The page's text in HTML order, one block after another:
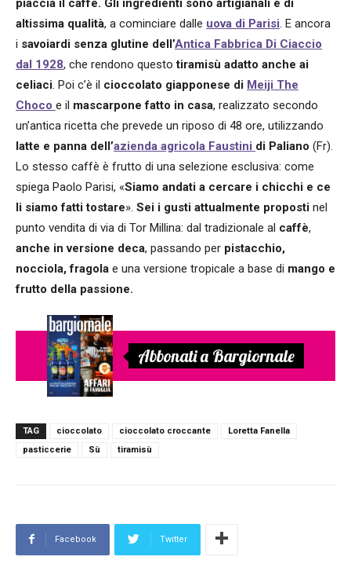
piaccia il caffè. Gli ingredienti sono artigianali e di
altissima qualità, a cominciare dalle uova di Parisi. E ancora
i savoiardi senza glutine dell’Antica Fabbrica Di Ciaccio
dal 1928, che rendono questotiramisù adatto anche ai
celiaci. Poi c’è il cioccolato giapponese di Meiji The
Choco e il mascarpone fatto in casa, realizzato secondo
un’antica ricetta che prevede un riposo di 48 ore, utilizzando
latte e panna dell’azienda agricola Faustini di Paliano (Fr).
Lo stesso caffè è frutto di una selezione esclusiva: come
spiega Paolo Parisi, «Siamo andati a cercare i chicchi e ce
li siamo fatti tostare». Sei i gusti attualmente proposti nel
punto vendita di via di Tor Millina: dal tradizionale al caffè,
anche in versione deca, passando per pistacchio,
nocciola, fragola e una versione tropicale a base di mango e
frutto della passione.
Abbonati a Bargiornale
TAG cioccolato cioccolato croccante
Loretta Fanella
pasticcerie
Sù tiramisù
Facebook Twitter